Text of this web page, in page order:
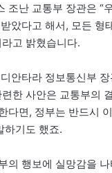
조난 교통부 장관은 “
았다고 해서, 모든 형
고 밝혔습니다.
안타라 정보통신부
한 사안은 교통부의
다면, 정부는 반드시
하기도 했죠.
의 행보에 실망감을